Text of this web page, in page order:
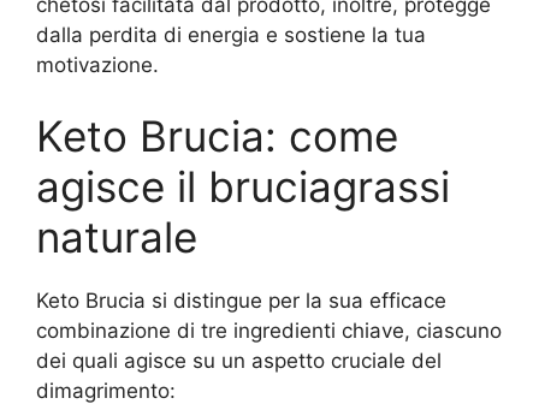
dalla perdita di energia e sostiene la tua
motivazione.
Keto Brucia: come
agisce il bruciagrassi
naturale
Keto Brucia si distingue per la sua efficace
combinazione di tre ingredienti chiave, ciascuno
dei quali agisce su un aspetto cruciale del
dimagrimento: